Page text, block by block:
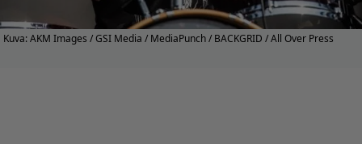
Kuva: AKM Images / GSI Media / MediaPunch / BACKGRID / All Over Press